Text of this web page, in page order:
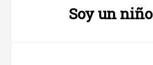
Soy un niño